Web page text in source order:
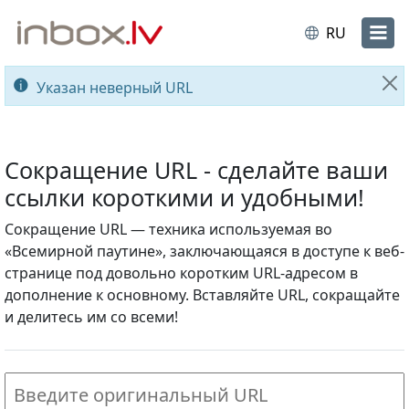
RU
Указан неверный URL
Сокращение URL - сделайте ваши
ссылки короткими и удобными!
Сокращение URL — техника используемая во
«Всемирной паутине», заключающаяся в доступе к веб-
странице под довольно коротким URL-адресом в
дополнение к основному. Вставляйте URL, сокращайте
и делитесь им со всеми!